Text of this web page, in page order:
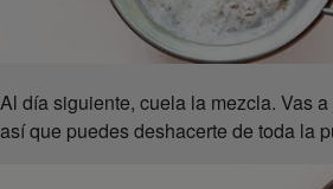
Al día siguiente, cuela la mezcla. Vas
así que puedes deshacerte de toda la